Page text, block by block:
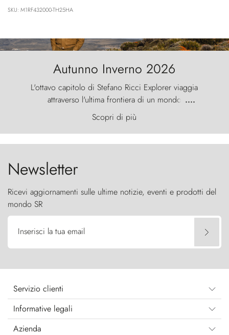
SKU: M1RF432000-TH25HA
Autunno Inverno 2026
L'ottavo capitolo di Stefano Ricci Explorer viaggia
attraverso l'ultima frontiera di un mondo
primordiale, dove il vento scolpisce la natura con
furia ancestrale e le Torres del Paine sfidano il
cielo come sentinelle di pietra.
....
Scopri di più
Newsletter
Ricevi aggiornamenti sulle ultime notizie, eventi e prodotti del
mondo SR
Inserisci la tua email
Servizio clienti
Informative legali
Azienda